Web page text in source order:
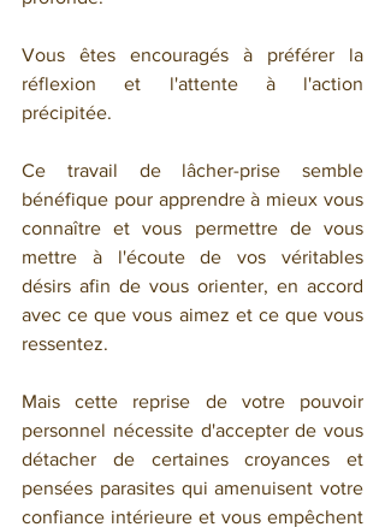
Vous êtes encouragés à préférer la
réflexion et l'attente à l'action
précipitée.
Ce travail de lâcher-prise semble
bénéfique pour apprendre à mieux vous
connaître et vous permettre de vous
mettre à l'écoute de vos véritables
désirs afin de vous orienter, en accord
avec ce que vous aimez et ce que vous
ressentez.
Mais cette reprise de votre pouvoir
personnel nécessite d'accepter de vous
détacher de certaines croyances et
pensées parasites qui amenuisent votre
confiance intérieure et vous empêchent